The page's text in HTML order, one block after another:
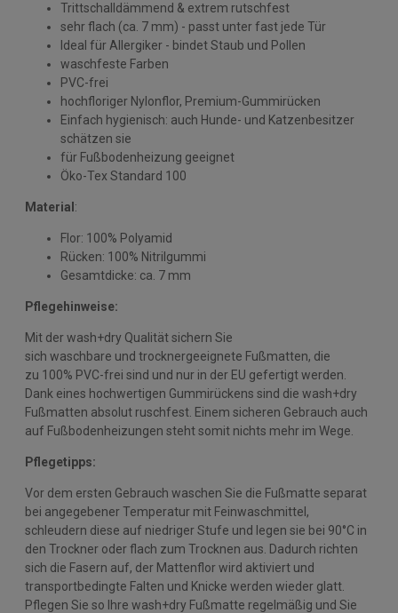
Trittschalldämmend & extrem rutschfest
sehr flach (ca. 7 mm) - passt unter fast jede Tür
Ideal für Allergiker - bindet Staub und Pollen
waschfeste Farben
PVC-frei
hochfloriger Nylonflor, Premium-Gummirücken
Einfach hygienisch: auch Hunde- und Katzenbesitzer
schätzen sie
für Fußbodenheizung geeignet
Öko-Tex Standard 100
Material :
Flor: 100% Polyamid
Rücken: 100% Nitrilgummi
Gesamtdicke: ca. 7 mm
Pflegehinweise:
Mit der wash+dry Qualität sichern Sie
sich waschbare und trocknergeeignete Fußmatten, die
zu 100% PVC-frei sind und nur in der EU gefertigt werden.
Dank eines hochwertigen Gummirückens sind die wash+dry
Fußmatten absolut ruschfest. Einem sicheren Gebrauch auch
auf Fußbodenheizungen steht somit nichts mehr im Wege.
Pflegetipps:
Vor dem ersten Gebrauch waschen Sie die Fußmatte separat
bei angegebener Temperatur mit Feinwaschmittel,
schleudern diese auf niedriger Stufe und legen sie bei 90°C in
den Trockner oder flach zum Trocknen aus. Dadurch richten
sich die Fasern auf, der Mattenflor wird aktiviert und
transportbedingte Falten und Knicke werden wieder glatt.
Pflegen Sie so Ihre wash+dry Fußmatte regelmäßig und Sie